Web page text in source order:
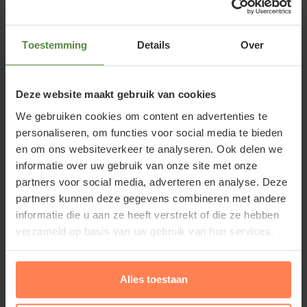
Toestemming Details Over
Deze website maakt gebruik van cookies
We gebruiken cookies om content en advertenties te
personaliseren, om functies voor social media te bieden
en om ons websiteverkeer te analyseren. Ook delen we
informatie over uw gebruik van onze site met onze
partners voor social media, adverteren en analyse. Deze
partners kunnen deze gegevens combineren met andere
informatie die u aan ze heeft verstrekt of die ze hebben
verzameld op basis van uw gebruik van hun services.
Alles toestaan
rode vrucht. Ook leuk om toe te passen in een fruit-
of groentetuin. Een hoogstam fruitboom kan in het
doorlopen maar heeft u wel een ladder nodig om
het fruit te plukken. De appelboom is niet
zelfbestuivend en heeft dus een andere variëteit als
bestuiver in de buurt nodig voor een goede
vruchtproductie. (zie hiernaast kopje bestuivers bij
specificaties).
Standplaats Malus domestica
'Sterappel'
Lees meer